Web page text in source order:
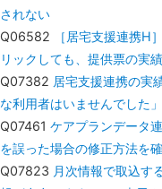
されない
Q06582
［居宅支援連携H
リックしても、提供票の実
Q07382 居宅支援連携の実
な利用者はいませんでした
Q07461 ケアプランデータ
を誤った場合の修正方法を
Q07823 月次情報で取込す